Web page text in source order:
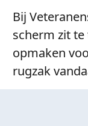
Bij
scherm zit
opmaken
rugzak